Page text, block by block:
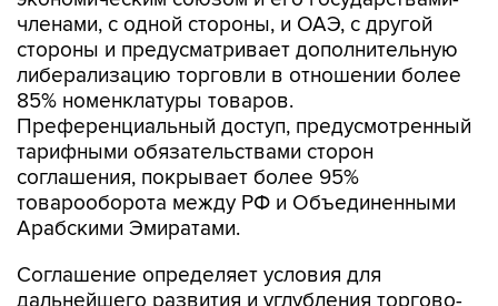
членами, с одной стороны, и ОАЭ, с другой
стороны и предусматривает дополнительную
либерализацию торговли в отношении более
85% номенклатуры товаров.
Преференциальный доступ, предусмотренный
тарифными обязательствами сторон
соглашения, покрывает более 95%
товарооборота между РФ и Объединенными
Арабскими Эмиратами.
Соглашение определяет условия для